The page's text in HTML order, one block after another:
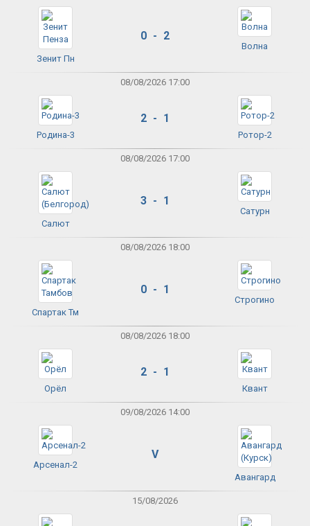
Зенит Пн
0 - 2
Волна
08/08/2026 17:00
Родина-3
2 - 1
Ротор-2
08/08/2026 17:00
Салют
3 - 1
Сатурн
08/08/2026 18:00
Спартак Тм
0 - 1
Строгино
08/08/2026 18:00
Орёл
2 - 1
Квант
09/08/2026 14:00
Арсенал-2
V
Авангард
15/08/2026